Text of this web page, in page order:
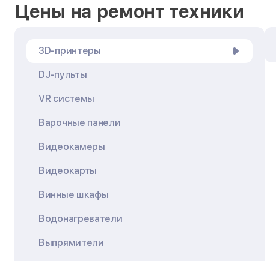
Цены на ремонт техники
3D-принтеры
DJ-пульты
VR системы
Варочные панели
Видеокамеры
Видеокарты
Винные шкафы
Водонагреватели
Выпрямители